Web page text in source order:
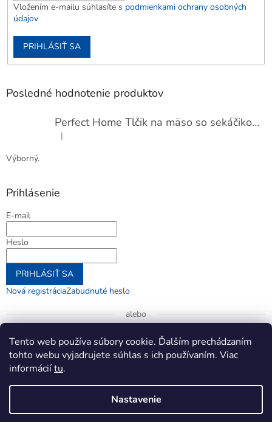
Tento web používa súbory cookie. Ďalším prechádzaním
tohto webu vyjadrujete súhlas s ich používaním. Viac
informáciítu.
Nastavenie
Vložením e-mailu súhlasíte s podmienkami ochrany osobných
údajov
PRIHLÁSIŤ SA
Posledné hodnotenie produktov
Perfect Home Tĺčik na mäso so sekáčikom, 56893
Hodnotenie produktu je 5 z 5 hviezdičiek.
|
Výborný.
Prihlásenie
E-mail
Heslo
PRIHLÁSIŤ SA
Nová registráciaZabudnuté heslo
alebo
Prihlásiť sa cez Google